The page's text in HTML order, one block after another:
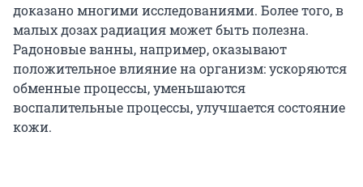
доказано многими исследованиями. Более того, в
малых дозах радиация может быть полезна.
Радоновые ванны, например, оказывают
положительное влияние на организм: ускоряются
обменные процессы, уменьшаются
воспалительные процессы, улучшается состояние
кожи.